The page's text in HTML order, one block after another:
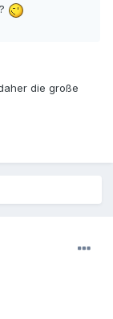
die große